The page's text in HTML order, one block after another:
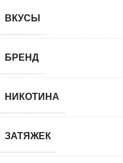
ВКУСЫ
БРЕНД
НИКОТИНА
ЗАТЯЖЕК